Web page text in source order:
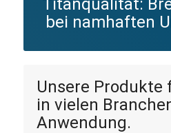
Titanqualität:
bei namhaften
Unsere Produkte
in vielen
Anwendung.